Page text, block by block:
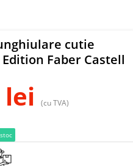
cutie
Faber Castell
lei (cu TVA)